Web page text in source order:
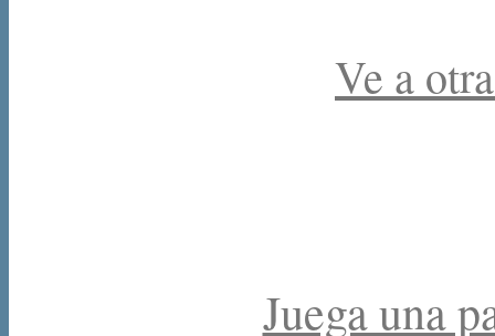
Ve a
Juega una